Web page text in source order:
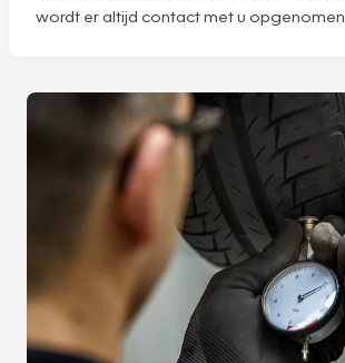
wordt er altijd contact met u opgenomen.